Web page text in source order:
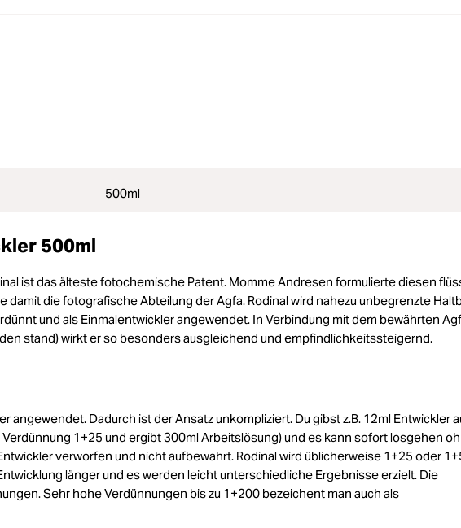
500ml
500ml
ist das älteste fotochemische Patent. Momme Andresen formulierte diesen
damit die fotografische Abteilung der Agfa. Rodinal wird nahezu unbegrenzte
und als Einmalentwickler angewendet. In Verbindung mit dem bewährten
stand) wirkt er so besonders ausgleichend und empfindlichkeitssteigernd.
angewendet. Dadurch ist der Ansatz unkompliziert. Du gibst z.B. 12ml Entwickler
1+25 und ergibt 300ml Arbeitslösung) und es kann sofort losgehen
verworfen und nicht aufbewahrt. Rodinal wird üblicherweise 1+25 oder
länger und es werden leicht unterschiedliche Ergebnisse erzielt. Die
Sehr hohe Verdünnungen bis zu 1+200 bezeichent man auch als